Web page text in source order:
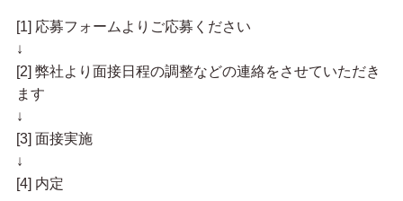
[1] 応募フォームよりご応募ください
↓
[2] 弊社より面接日程の調整などの連絡をさせていただき
ます
↓
[3] 面接実施
↓
[4] 内定